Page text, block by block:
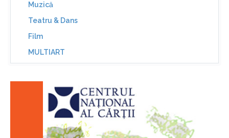
Muzică
Teatru & Dans
Film
MULTIART